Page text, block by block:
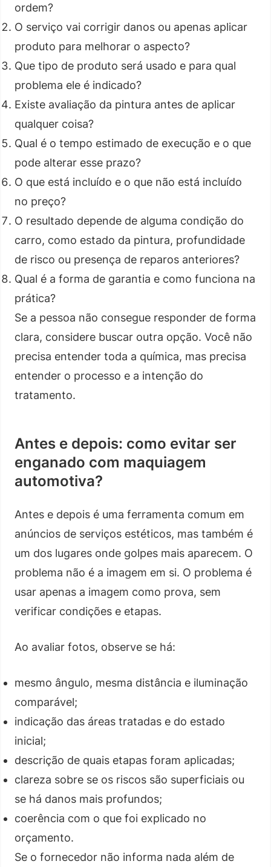
ordem?
O serviço vai corrigir danos ou apenas aplicar
produto para melhorar o aspecto?
Que tipo de produto será usado e para qual
problema ele é indicado?
Existe avaliação da pintura antes de aplicar
qualquer coisa?
Qual é o tempo estimado de execução e o que
pode alterar esse prazo?
O que está incluído e o que não está incluído
no preço?
O resultado depende de alguma condição do
carro, como estado da pintura, profundidade
de risco ou presença de reparos anteriores?
Qual é a forma de garantia e como funciona na
prática?
Se a pessoa não consegue responder de forma
clara, considere buscar outra opção. Você não
precisa entender toda a química, mas precisa
entender o processo e a intenção do
tratamento.
Antes e depois: como evitar ser
enganado com maquiagem
automotiva?
Antes e depois é uma ferramenta comum em
anúncios de serviços estéticos, mas também é
um dos lugares onde golpes mais aparecem. O
problema não é a imagem em si. O problema é
usar apenas a imagem como prova, sem
verificar condições e etapas.
Ao avaliar fotos, observe se há:
mesmo ângulo, mesma distância e iluminação
comparável;
indicação das áreas tratadas e do estado
inicial;
descrição de quais etapas foram aplicadas;
clareza sobre se os riscos são superficiais ou
se há danos mais profundos;
coerência com o que foi explicado no
orçamento.
Se o fornecedor não informa nada além de